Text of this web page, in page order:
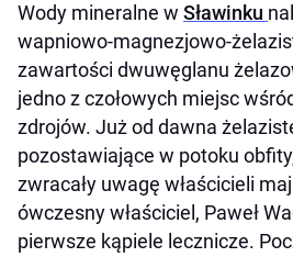
Wody mineralne w Sławinku
wapniowo-magnezjowo-
zawartości dwuwęglanu
jedno z czołowych miejsc
zdrojów. Już od dawna
pozostawiające w potoku
zwracały uwagę właścicieli
ówczesny właściciel, Paweł
pierwsze kąpiele lecznicze.